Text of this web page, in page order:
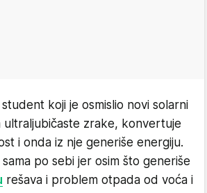
koji je osmislio novi solarni
ultraljubičaste zrake, konvertuje
i onda iz nje generiše energiju.
po sebi jer osim što generiše
rešava i problem otpada od voća i